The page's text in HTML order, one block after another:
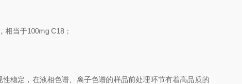
当于100mg C18；
定，在液相色谱、离子色谱的样品前处理环节有着高品质的